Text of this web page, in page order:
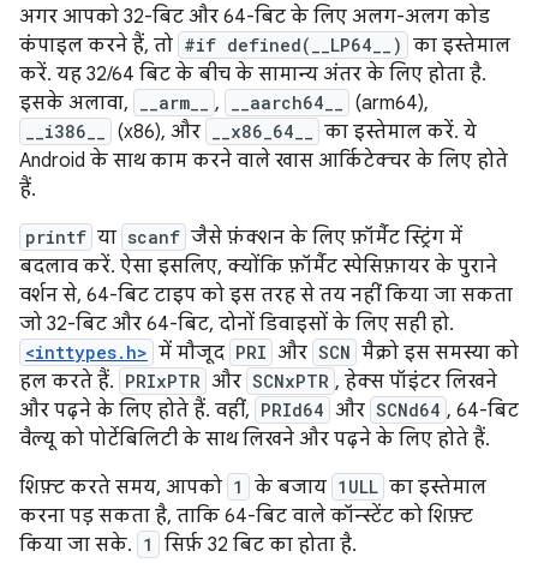
अगर आपको 32-बिट और 64-बिट के लिए अलग-अलग कोड
कंपाइल करने हैं, तो #if defined(__LP64__) का इस्तेमाल
करें. यह 32/64 बिट के बीच के सामान्य अंतर के लिए होता है.
इसके अलावा,
__arm__ , __aarch64__ (arm64),
__i386__ (x86), और __x86_64__
का इस्तेमाल करें. ये
Android के साथ काम करने वाले खास आर्किटेक्चर के लिए होते
हैं.
printf या scanf जैसे फ़ंक्शन के लिए फ़ॉर्मैट स्ट्रिंग में
बदलाव करें. ऐसा इसलिए, क्योंकि फ़ॉर्मैट स्पेसिफ़ायर के पुराने
वर्शन से, 64-बिट टाइप को इस तरह से तय नहीं किया जा सकता
जो 32-बिट और 64-बिट, दोनों डिवाइसों के लिए सही हो.
<inttypes.h> में मौजूद PRI और SCN मैक्रो इस समस्या को
हल करते हैं. PRIxPTR और SCNxPTR , हेक्स पॉइंटर लिखने
और पढ़ने के लिए होते हैं. वहीं, PRId64 और SCNd64 , 64-बिट
वैल्यू को पोर्टेबिलिटी के साथ लिखने और पढ़ने के लिए होते हैं.
शिफ़्ट करते समय, आपको 1 के बजाय 1ULL का इस्तेमाल
करना पड़ सकता है, ताकि 64-बिट वाले कॉन्स्टेंट को शिफ़्ट
किया जा सके. 1 सिर्फ़ 32 बिट का होता है.